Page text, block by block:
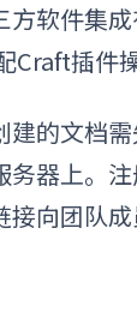
方软件集
插件操
建的文档
务器上。
接向团队